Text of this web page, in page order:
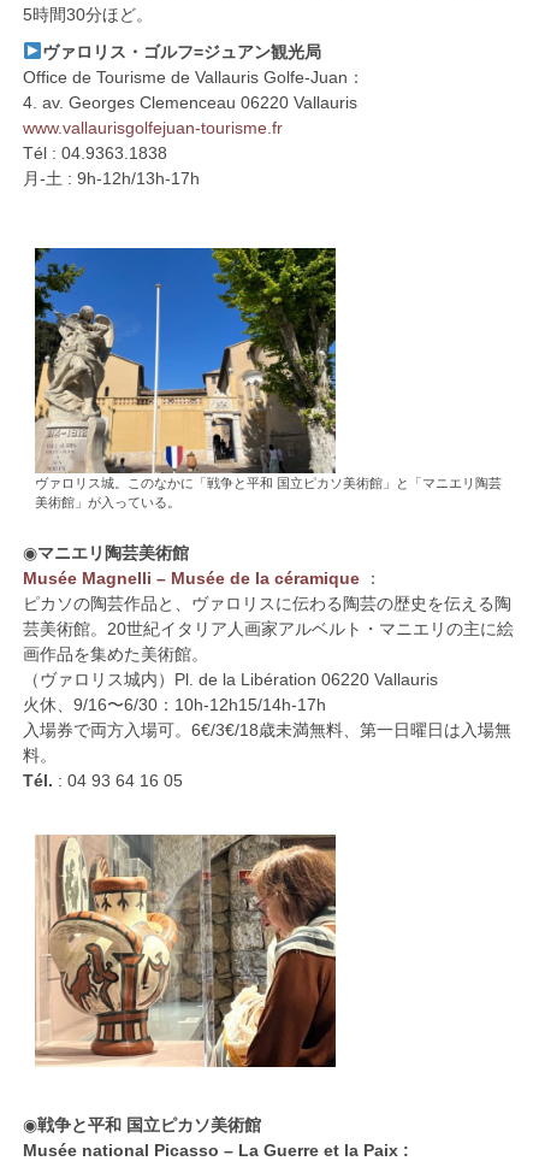
5時間30分ほど。
ヴァロリス・ゴルフ=ジュアン観光局
Office de Tourisme de Vallauris Golfe-Juan：
4. av. Georges Clemenceau 06220 Vallauris
www.vallaurisgolfejuan-tourisme.fr
Tél : 04.9363.1838
月-土 : 9h-12h/13h-17h
ヴァロリス城。このなかに「戦争と平和 国立ピカソ美術館」と「マニエリ陶芸
美術館」が入っている。
◉マニエリ陶芸美術館
Musée Magnelli – Musée de la céramique
：
ピカソの陶芸作品と、ヴァロリスに伝わる陶芸の歴史を伝える陶
芸美術館。20世紀イタリア人画家アルベルト・マニエリの主に絵
画作品を集めた美術館。
（ヴァロリス城内）Pl. de la Libération 06220 Vallauris
火休、9/16〜6/30：10h-12h15/14h-17h
入場券で両方入場可。6€/3€/18歳未満無料、第一日曜日は入場無
料。
Tél. : 04 93 64 16 05
◉戦争と平和 国立ピカソ美術館
Musée national Picasso – La Guerre et la Paix :